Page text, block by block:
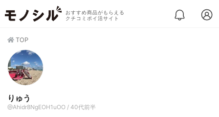
おすすめ商品がもらえる
クチコミポイ活サイト
TOP
りゅう
@Ahidr8NgEOH1uOO / 40代前半